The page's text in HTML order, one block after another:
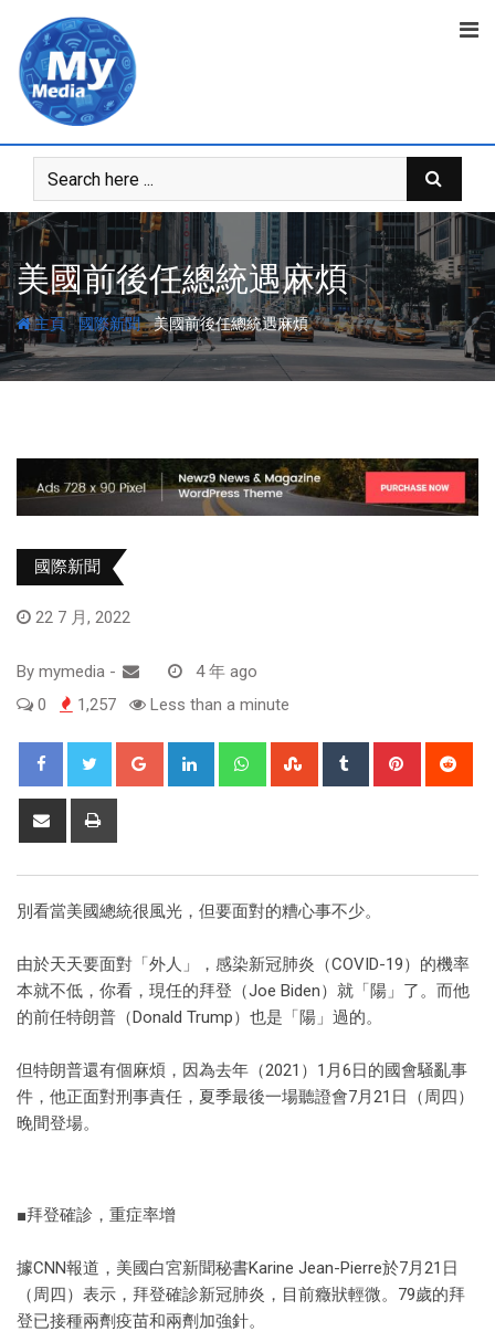
美國前後任總統遇麻煩
主頁-國際新聞-美國前後任總統遇麻煩
國際新聞
22 7 月, 2022
By mymedia -
4 年 ago
0
1,257 Less than a minute
別看當美國總統很風光，但要面對的糟心事不少。
由於天天要面對「外人」，感染新冠肺炎（COVID-19）的機率
本就不低，你看，現任的拜登（Joe Biden）就「陽」了。而他
的前任特朗普（Donald Trump）也是「陽」過的。
但特朗普還有個麻煩，因為去年（2021）1月6日的國會騒亂事
件，他正面對刑事責任，夏季最後一場聽證會7月21日（周四）
晚間登場。
■拜登確診，重症率增
據CNN報道，美國白宮新聞秘書Karine Jean-Pierre於7月21日
（周四）表示，拜登確診新冠肺炎，目前癥狀輕微。79歲的拜
登已接種兩劑疫苗和兩劑加強針。